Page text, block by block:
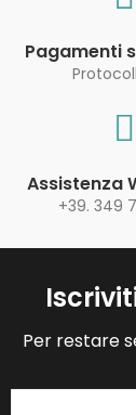
Pagamenti
Assistenza
+39. 349
Per restare